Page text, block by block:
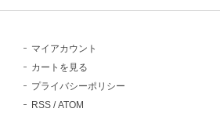
マイアカウント
カートを見る
プライバシーポリシー
RSS /ATOM